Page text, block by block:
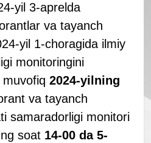
yil 3-aprelda
va tayanch
yil 1-choragida ilmiy
monitoringini
muvofiq 2024-yilning
va tayanch
samaradorligi monitori
soat 14-00 da 5-